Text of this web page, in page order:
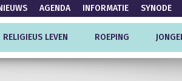
AGENDA INFORMATIE SYNODE
RELIGIEUS LEVEN ROEPING